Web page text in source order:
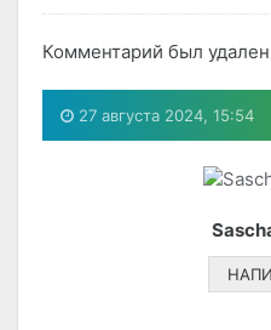
Комментарий был
27 августа 2024, 15:54